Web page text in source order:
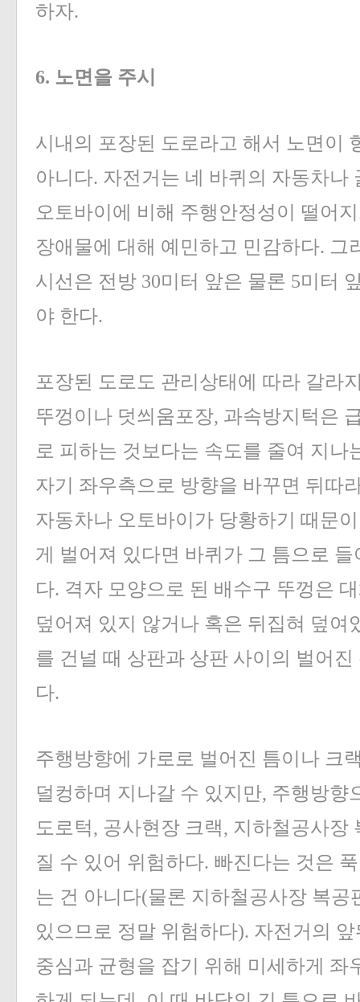
하자.
6. 노면을 주시
시내의 포장된 도로라고 해서 노면이
아니다. 자전거는 네 바퀴의 자동차나
오토바이에 비해 주행안정성이 떨어
장애물에 대해 예민하고 민감하다. 그
시선은 전방 30미터 앞은 물론 5미터
야 한다.
포장된 도로도 관리상태에 따라 갈라
뚜껑이나 덧씌움포장, 과속방지턱은
로 피하는 것보다는 속도를 줄여 지나
자기 좌우측으로 방향을 바꾸면 뒤따
자동차나 오토바이가 당황하기 때문
게 벌어져 있다면 바퀴가 그 틈으로
다. 격자 모양으로 된 배수구 뚜껑은
덮어져 있지 않거나 혹은 뒤집혀 덮여
를 건널 때 상판과 상판 사이의 벌어
다.
주행방향에 가로로 벌어진 틈이나 크
덜컹하며 지나갈 수 있지만, 주행방향
도로턱, 공사현장 크랙, 지하철공사장
질 수 있어 위험하다. 빠진다는 것은
는 건 아니다(물론 지하철공사장 복공
있으므로 정말 위험하다). 자전거의
중심과 균형을 잡기 위해 미세하게 좌